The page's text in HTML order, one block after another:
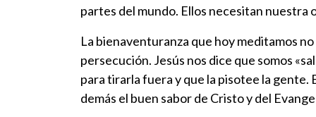
partes del mundo. Ellos necesitan
La bienaventuranza que hoy meditamos
persecución. Jesús nos dice que somos
para tirarla fuera y que la pisotee la gente.
demás el buen sabor de Cristo y del